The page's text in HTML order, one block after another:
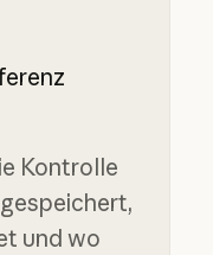
Kontrolle
und wo